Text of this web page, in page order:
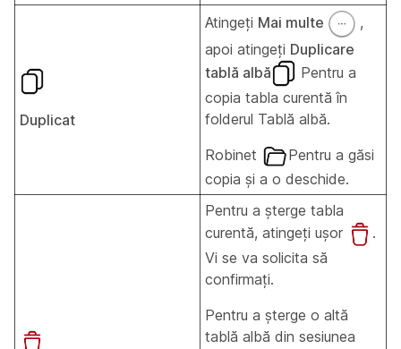
Duplicat
Atingeți Mai multe
,
apoi atingeți Duplicare
tablă albă
Pentru a
copia tabla curentă în
folderul Tablă albă.
Robinet
Pentru a găsi
copia și a o deschide.
Pentru a șterge tabla
curentă, atingeți ușor
.
Vi se va solicita să
confirmați.
Pentru a șterge o altă
tablă albă din sesiunea